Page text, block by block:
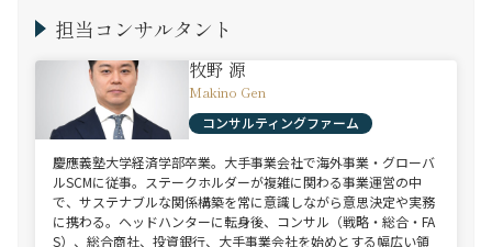
担当コンサルタント
牧野 源
Makino Gen
コンサルティングファーム
慶應義塾大学経済学部卒業。大手事業会社で海外事業・グローバ
ルSCMに従事。ステークホルダーが複雑に関わる事業運営の中
で、サステナブルな関係構築を常に意識しながら意思決定や実務
に携わる。ヘッドハンターに転身後、コンサル（戦略・総合・FA
S）、総合商社、投資銀行、大手事業会社を始めとする幅広い領